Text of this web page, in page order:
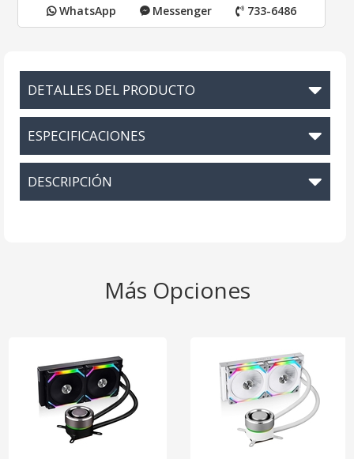
WhatsApp Messenger 733-6486
DETALLES DEL PRODUCTO
ESPECIFICACIONES
DESCRIPCIÓN
Más Opciones